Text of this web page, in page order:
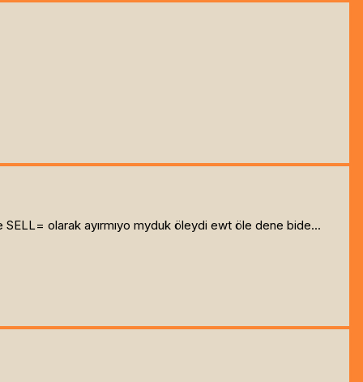
SELL= olarak ayırmıyo myduk öleydi ewt öle dene bide...